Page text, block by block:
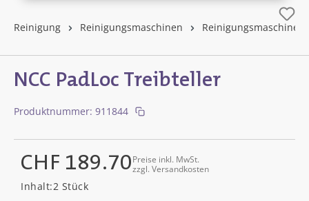
Reinigung Reinigungsmaschinen Reinigungsmaschinen
NCC PadLoc Treibteller
Regulärer Preis:
CHF 189.70Preise inkl. MwSt.
zzgl. Versandkosten
Inhalt:2 Stück
Produktnummer: 911844